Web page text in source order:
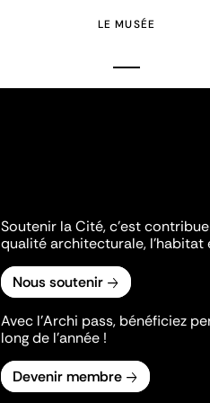
LE MUSÉE
Soutenir la Cité, c'est
qualité architecturale, l'habitat
Nous soutenir
Avec l’Archi pass, bénéficiez
long de l’année !
Devenir membre